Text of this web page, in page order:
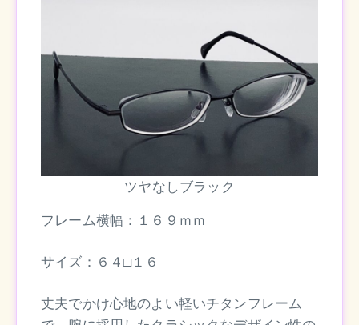
ツヤなしブラック
フレーム横幅：１６９ｍｍ
サイズ：６４□１６
丈夫でかけ心地のよい軽いチタンフレーム